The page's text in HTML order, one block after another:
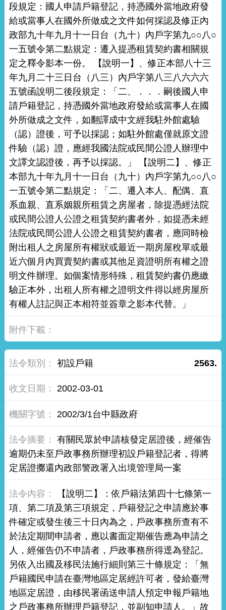
段規定：國人申請戶籍登記，持憑國外當地政府發
給或當事人在國外所做成之文件如何採認及修正內
政部九十年九月十一日台（九十）內戶字第九○○八○
一五號令第二點規定：遷入提憑租賃契約書相關規
定之釋令影本一份。 【說明一】、修正本部八十三
年九月二十三日台（八三）內戶字第八三八六六六
五號函說明二後段規定：「二、．．．嗣後國人申
請戶籍登記，持憑國外當地政府發給或當事人在國
外所做成之文件，如翻譯成中文經我駐外館處驗
（認）證後，可予以採認；如駐外館處僅就原文證
件驗（認）證，應經我國法院或民間公證人辦理中
文譯文認證後，再予以採認。」 【說明二】、修正
本部九十年九月十一日台（九十）內戶字第九○○八○
一五號令第二點規定：「二、遷入本人、配偶、直
系血親、直系姻親所租賃之房屋者，除提憑經法院
或民間公證人公證之租賃契約書者外，如提憑未經
法院或民間公證人公證之租賃契約書者，應同時檢
附出租人之房屋所有權狀或最近一期房屋稅單或最
近六個月內買賣契約書或其他足資證明所有權之證
明文件辦理。如個案情形特殊，租賃契約書仍應繳
驗正本外，出租人所有權之證明文件得以經房屋所
有權人註記與正本相符並簽章之影本代替。」
2563.
初設戶籍
2002-03-01
2002/3/1台中縣政府
有關民眾於申請核發定居證後，經催告
逾期仍未至戶政事務所辦理初設戶籍登記者，得將
定居證擲還內政部警政署入出境管理局一案
【說明二】：依戶籍法第四十七條第一
項、第二項及第三項規定，戶籍登記之申請應於事
件確定或發生後三十日內為之，戶政事務所查有不
於法定期間申請者，應以書面定期催告應為申請之
人，經催告仍不申請者，戶政事務所得逕為登記。
另依入出國及移民法施行細則第三十條規定：「無
戶籍國民申請在臺灣地區定居經許可者，發給臺灣
地區定居證，由移民署函送申請人預定申報戶籍地
之戶政事務所辦理戶籍登記，並副知申請人。」故